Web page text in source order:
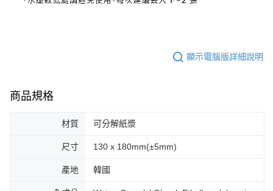
顯示電腦版詳細說明
商品規格
材質 可分解紙漿
尺寸 130 x 180mm(±5mm)
產地 韓國